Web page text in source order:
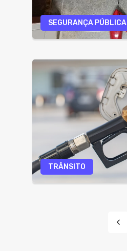
SEGURANÇA PÚBLICA
TRÂNSITO